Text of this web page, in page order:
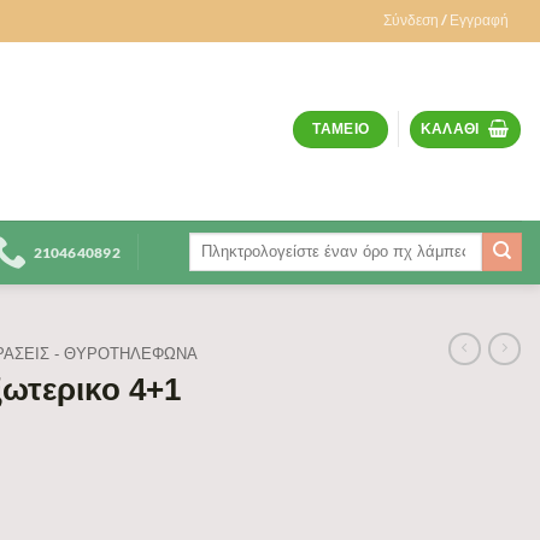
Σύνδεση / Εγγραφή
ΤΑΜΕΊΟ ΚΑΛΆΘΙ
2104640892
Αναζήτηση
- ΘΥΡΟΤΗΛΕΦΩΝΑ
4+1